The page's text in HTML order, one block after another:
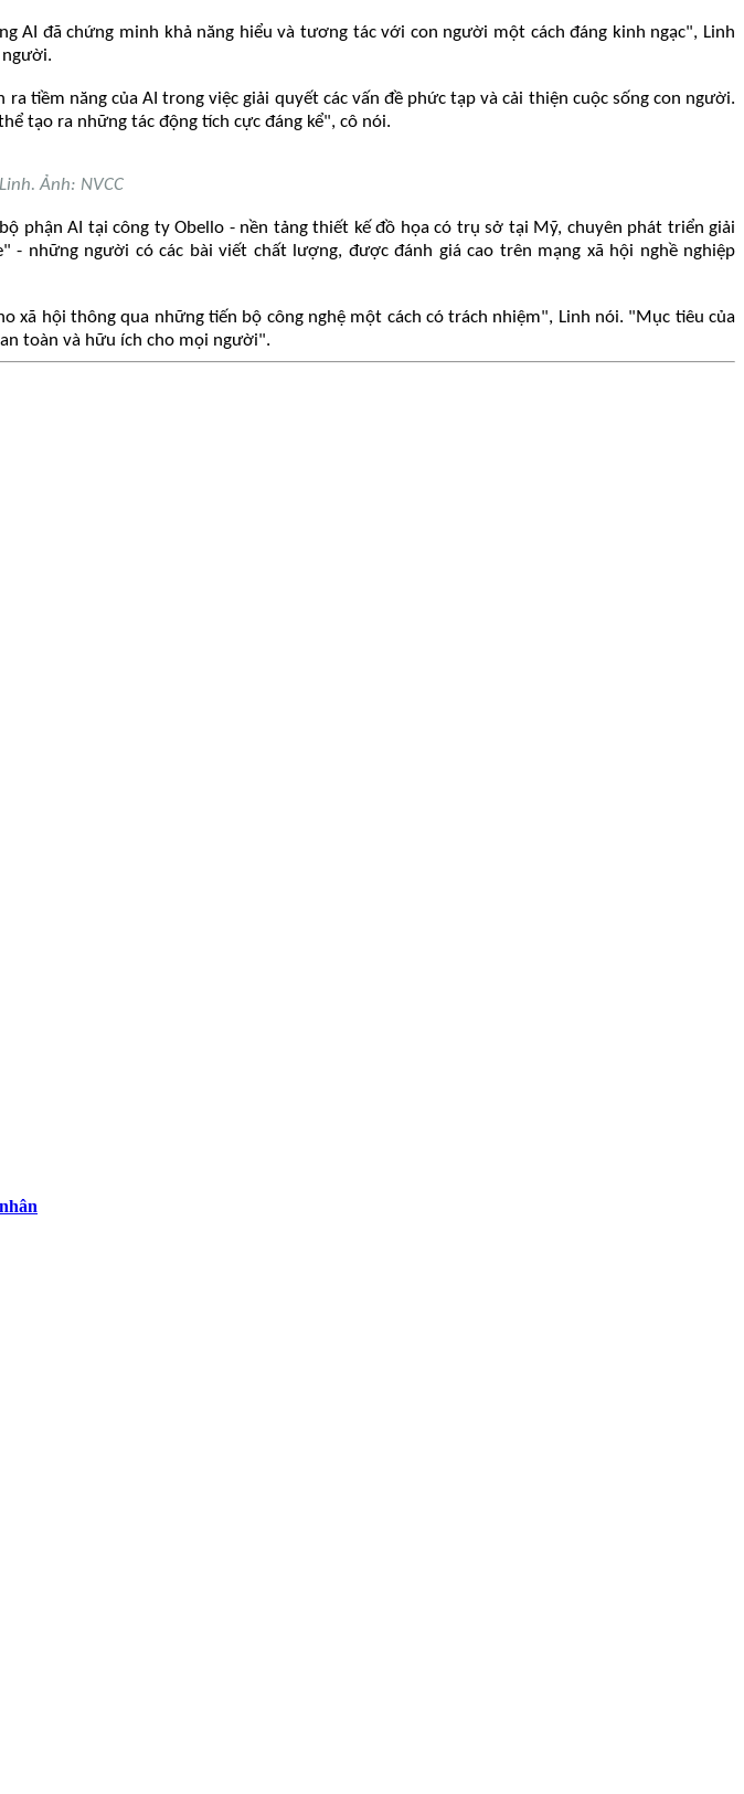
đã chứng minh khả năng hiểu và tương tác với con người một cách đáng kinh ngạc", Linh
tiềm năng của AI trong việc giải quyết các vấn đề phức tạp và cải thiện cuộc sống con người.
tạo ra những tác động tích cực đáng kể", cô nói.
Ảnh: NVCC
phận AI tại công ty Obello - nền tảng thiết kế đồ họa có trụ sở tại Mỹ, chuyên phát triển giải
những người có các bài viết chất lượng, được đánh giá cao trên mạng xã hội nghề nghiệp
xã hội thông qua những tiến bộ công nghệ một cách có trách nhiệm", Linh nói. "Mục tiêu của
toàn và hữu ích cho mọi người".